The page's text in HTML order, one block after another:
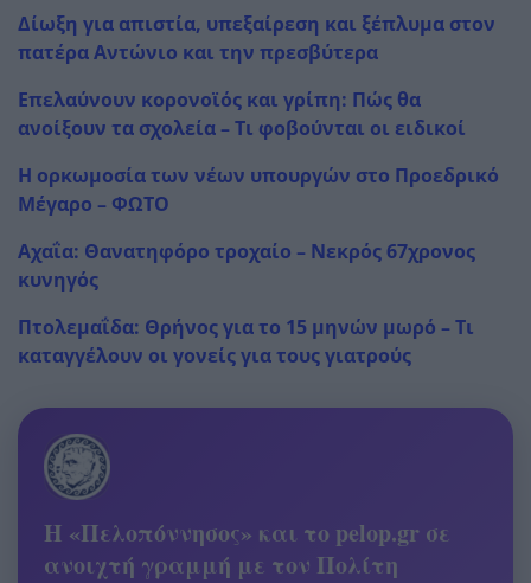
Δίωξη για απιστία, υπεξαίρεση και ξέπλυμα στον
πατέρα Αντώνιο και την πρεσβύτερα
Επελαύνουν κορονοϊός και γρίπη: Πώς θα
ανοίξουν τα σχολεία – Τι φοβούνται οι ειδικοί
Η ορκωμοσία των νέων υπουργών στο Προεδρικό
Μέγαρο – ΦΩΤΟ
Αχαΐα: Θανατηφόρο τροχαίο – Νεκρός 67χρονος
κυνηγός
Πτολεμαΐδα: Θρήνος για το 15 μηνών μωρό – Τι
καταγγέλουν οι γονείς για τους γιατρούς
Η «Πελοπόννησος» και το pelop.gr σε
ανοιχτή γραμμή με τον Πολίτη